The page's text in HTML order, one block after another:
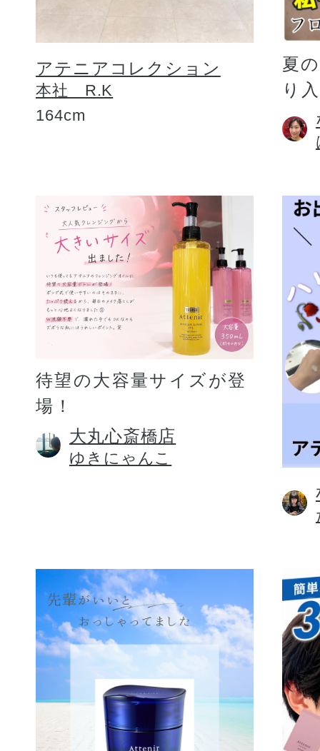
アテニアコレクション
本社 R.K
164cm
夏
り
待望の大容量サイズが登
場！
大丸心斎橋店
ゆきにゃんこ